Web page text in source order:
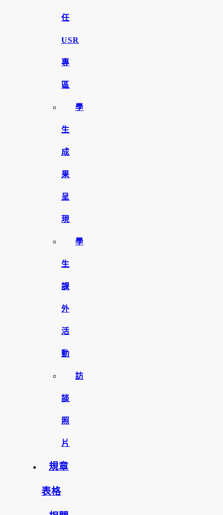
任
USR
專
區
學
生
成
果
呈
現
學
生
課
外
活
動
訪
談
照
片
規章
表格